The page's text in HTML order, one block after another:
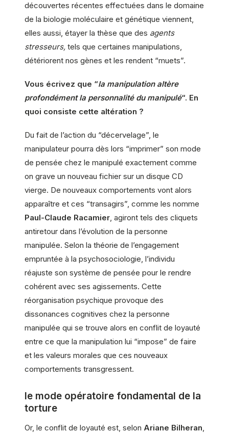
découvertes récentes effectuées dans le domaine
de la biologie moléculaire et génétique viennent,
elles aussi, étayer la thèse que des agents
stresseurs, tels que certaines manipulations,
détériorent nos gènes et les rendent “muets”.
Vous écrivez que “la manipulation altère
profondément la personnalité du manipulé“. En
quoi consiste cette altération ?
Du fait de l’action du “décervelage”, le
manipulateur pourra dès lors “imprimer” son mode
de pensée chez le manipulé exactement comme
on grave un nouveau fichier sur un disque CD
vierge. De nouveaux comportements vont alors
apparaître et ces “transagirs”, comme les nomme
Paul-Claude Racamier , agiront tels des cliquets
antiretour dans l’évolution de la personne
manipulée. Selon la théorie de l’engagement
empruntée à la psychosociologie, l’individu
réajuste son système de pensée pour le rendre
cohérent avec ses agissements. Cette
réorganisation psychique provoque des
dissonances cognitives chez la personne
manipulée qui se trouve alors en conflit de loyauté
entre ce que la manipulation lui “impose” de faire
et les valeurs morales que ces nouveaux
comportements transgressent.
le mode opératoire fondamental de la
torture
Or, le conflit de loyauté est, selon Ariane Bilheran